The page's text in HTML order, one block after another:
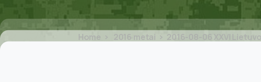
Home 2016 metai 2016-08-06 XXVI